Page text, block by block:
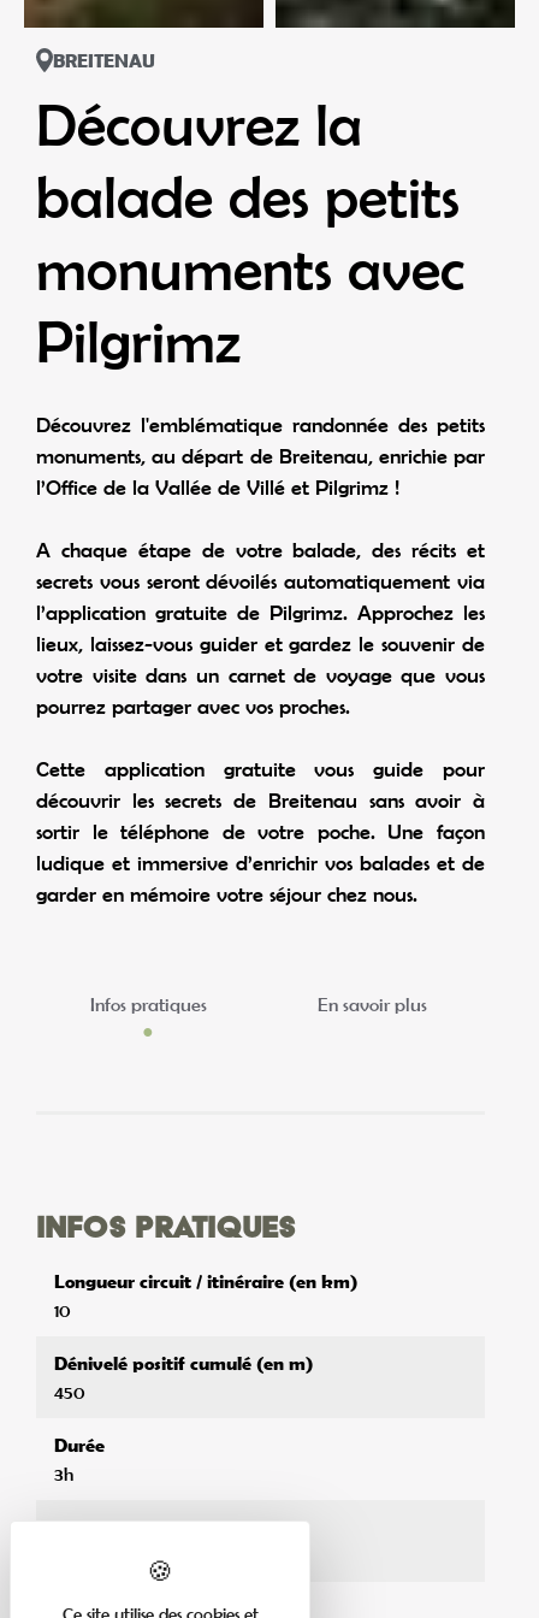
BREITENAU
Découvrez la
balade des petits
monuments avec
Pilgrimz
Découvrez l'emblématique randonnée des petits
monuments, au départ de Breitenau, enrichie par
l’Office de la Vallée de Villé et Pilgrimz !
A chaque étape de votre balade, des récits et
secrets vous seront dévoilés automatiquement via
l’application gratuite de Pilgrimz. Approchez les
lieux, laissez-vous guider et gardez le souvenir de
votre visite dans un carnet de voyage que vous
pourrez partager avec vos proches.
Cette application gratuite vous guide pour
découvrir les secrets de Breitenau sans avoir à
sortir le téléphone de votre poche. Une façon
ludique et immersive d’enrichir vos balades et de
garder en mémoire votre séjour chez nous.
Infos pratiques En savoir plus
Infos pratiques
Longueur circuit / itinéraire (en km)
10
Dénivelé positif cumulé (en m)
450
Durée
3h
Niveau de difficulté
Ce site utilise des cookies et